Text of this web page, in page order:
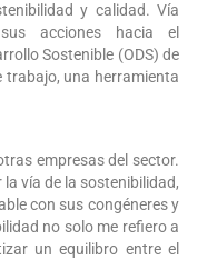
y calidad. Vía
acciones hacia el
Sostenible (ODS) de
trabajo, una herramienta
empresas del sector.
vía de la sostenibilidad,
con sus congéneres y
no solo me refiero a
un equilibro entre el